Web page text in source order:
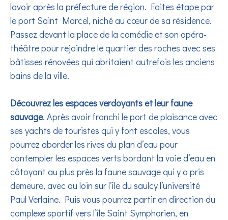
lavoir après la préfecture de région. Faites étape par
le port Saint Marcel, niché au cœur de sa résidence.
Passez devant la place de la comédie et son opéra-
théâtre pour rejoindre le quartier des roches avec ses
bâtisses rénovées qui abritaient autrefois les anciens
bains de la ville.
Découvrez les espaces verdoyants et leur faune
sauvage. Après avoir franchi le port de plaisance avec
ses yachts de touristes qui y font escales, vous
pourrez aborder les rives du plan d’eau pour
contempler les espaces verts bordant la voie d’eau en
côtoyant au plus près la faune sauvage qui y a pris
demeure, avec au loin sur l’île du saulcy l’université
Paul Verlaine. Puis vous pourrez partir en direction du
complexe sportif vers l’île Saint Symphorien, en